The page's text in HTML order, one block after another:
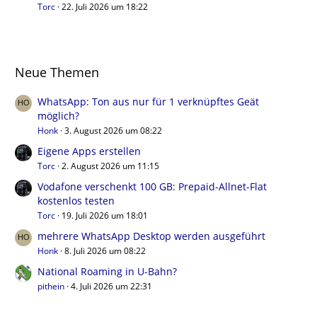
Torc 22. Juli 2026 um 18:22
Neue Themen
WhatsApp: Ton aus nur für 1 verknüpftes Geät
möglich?
Honk 3. August 2026 um 08:22
Eigene Apps erstellen
Torc 2. August 2026 um 11:15
Vodafone verschenkt 100 GB: Prepaid-Allnet-Flat
kostenlos testen
Torc 19. Juli 2026 um 18:01
mehrere WhatsApp Desktop werden ausgeführt
Honk 8. Juli 2026 um 08:22
National Roaming in U-Bahn?
pithein 4. Juli 2026 um 22:31